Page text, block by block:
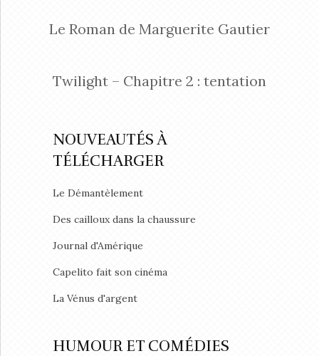
Le Roman de Marguerite Gautier
Twilight – Chapitre 2 : tentation
NOUVEAUTÉS À
TÉLÉCHARGER
Le Démantèlement
Des cailloux dans la chaussure
Journal d'Amérique
Capelito fait son cinéma
La Vénus d'argent
HUMOUR ET COMÉDIES